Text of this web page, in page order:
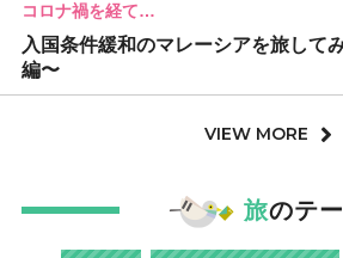
コロナ禍を経て…
入国条件緩和のマレーシアを旅して
編〜
VIEW MORE
旅のテ